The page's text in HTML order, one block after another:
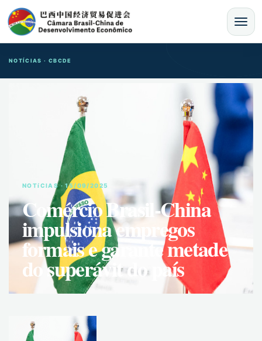
MENU
NOTÍCIAS · CBCDE
NOTíCIAS · 15/09/2025
Comércio Brasil-China
impulsiona empregos
formais e garante metade
do superávit do país